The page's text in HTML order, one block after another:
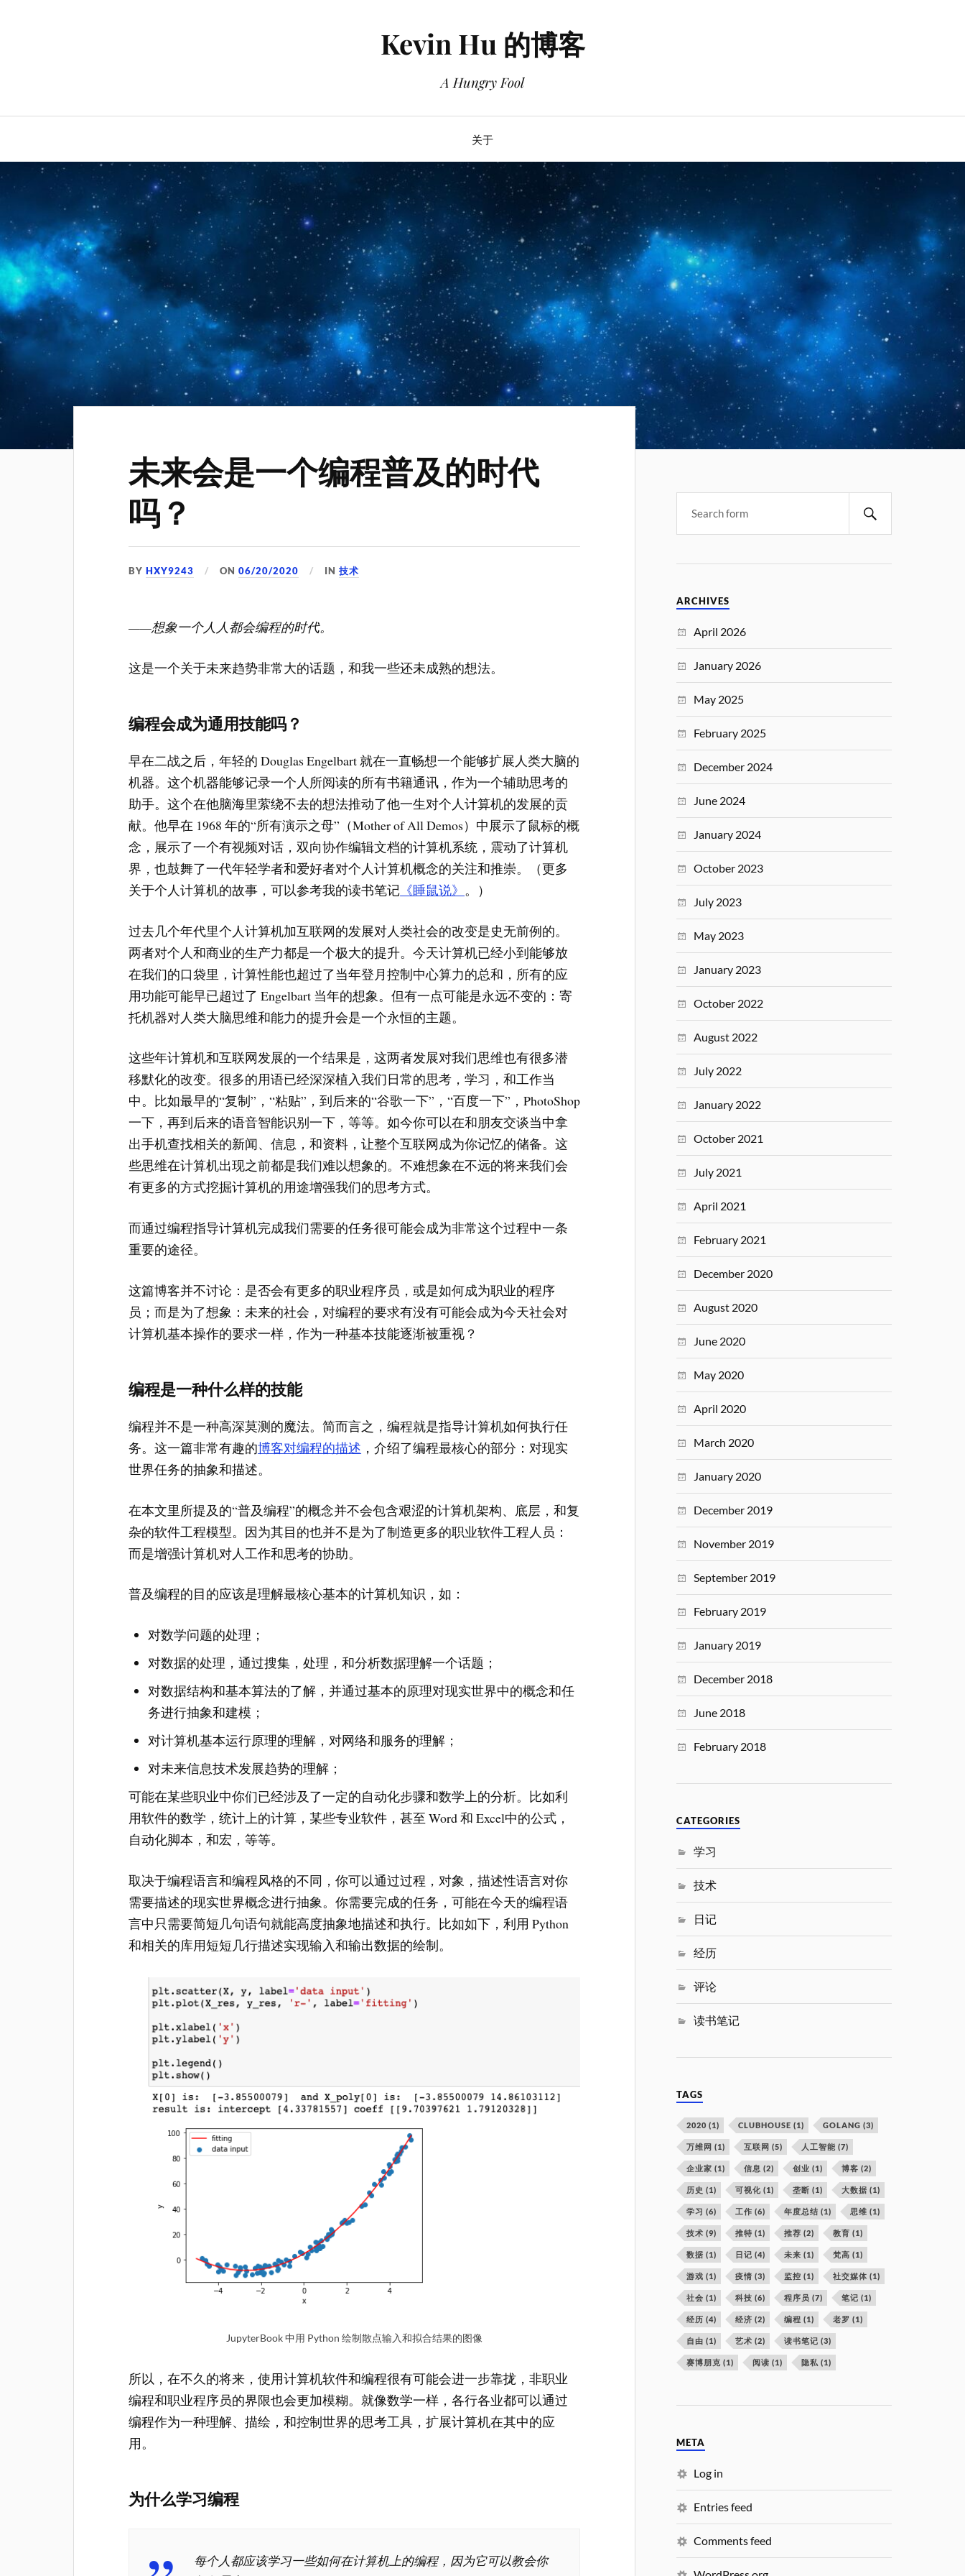
Kevin Hu 的博客
A Hungry Fool
关于
未来会是一个编程普及的时代
吗？
BYHXY9243 ON06/20/2020 IN技术
——想象一个人人都会编程的时代。
这是一个关于未来趋势非常大的话题，和我一些还未成熟的想法。
编程会成为通用技能吗？
早在二战之后，年轻的 Douglas Engelbart 就在一直畅想一个能够扩展人类大脑的
机器。这个机器能够记录一个人所阅读的所有书籍通讯，作为一个辅助思考的
助手。这个在他脑海里萦绕不去的想法推动了他一生对个人计算机的发展的贡
献。他早在 1968 年的“所有演示之母”（Mother of All Demos）中展示了鼠标的概
念，展示了一个有视频对话，双向协作编辑文档的计算机系统，震动了计算机
界，也鼓舞了一代年轻学者和爱好者对个人计算机概念的关注和推崇。（更多
关于个人计算机的故事，可以参考我的读书笔记 《睡鼠说》 。）
过去几个年代里个人计算机加互联网的发展对人类社会的改变是史无前例的。
两者对个人和商业的生产力都是一个极大的提升。今天计算机已经小到能够放
在我们的口袋里，计算性能也超过了当年登月控制中心算力的总和，所有的应
用功能可能早已超过了 Engelbart 当年的想象。但有一点可能是永远不变的：寄
托机器对人类大脑思维和能力的提升会是一个永恒的主题。
这些年计算机和互联网发展的一个结果是，这两者发展对我们思维也有很多潜
移默化的改变。很多的用语已经深深植入我们日常的思考，学习，和工作当
中。比如最早的“复制”，“粘贴”，到后来的“谷歌一下”，“百度一下”，PhotoShop
一下，再到后来的语音智能识别一下，等等。如今你可以在和朋友交谈当中拿
出手机查找相关的新闻、信息，和资料，让整个互联网成为你记忆的储备。这
些思维在计算机出现之前都是我们难以想象的。不难想象在不远的将来我们会
有更多的方式挖掘计算机的用途增强我们的思考方式。
而通过编程指导计算机完成我们需要的任务很可能会成为非常这个过程中一条
重要的途径。
这篇博客并不讨论：是否会有更多的职业程序员，或是如何成为职业的程序
员；而是为了想象：未来的社会，对编程的要求有没有可能会成为今天社会对
计算机基本操作的要求一样，作为一种基本技能逐渐被重视？
编程是一种什么样的技能
编程并不是一种高深莫测的魔法。简而言之，编程就是指导计算机如何执行任
务。这一篇非常有趣的博客对编程的描述 ，介绍了编程最核心的部分：对现实
世界任务的抽象和描述。
在本文里所提及的“普及编程”的概念并不会包含艰涩的计算机架构、底层，和复
杂的软件工程模型。因为其目的也并不是为了制造更多的职业软件工程人员：
而是增强计算机对人工作和思考的协助。
普及编程的目的应该是理解最核心基本的计算机知识，如：
对数学问题的处理；
对数据的处理，通过搜集，处理，和分析数据理解一个话题；
对数据结构和基本算法的了解，并通过基本的原理对现实世界中的概念和任
务进行抽象和建模；
对计算机基本运行原理的理解，对网络和服务的理解；
对未来信息技术发展趋势的理解；
可能在某些职业中你们已经涉及了一定的自动化步骤和数学上的分析。比如利
用软件的数学，统计上的计算，某些专业软件，甚至 Word 和 Excel中的公式，
自动化脚本，和宏，等等。
取决于编程语言和编程风格的不同，你可以通过过程，对象，描述性语言对你
需要描述的现实世界概念进行抽象。你需要完成的任务，可能在今天的编程语
言中只需要简短几句语句就能高度抽象地描述和执行。比如如下，利用 Python
和相关的库用短短几行描述实现输入和输出数据的绘制。
JupyterBook 中用 Python 绘制散点输入和拟合结果的图像
所以，在不久的将来，使用计算机软件和编程很有可能会进一步靠拢，非职业
编程和职业程序员的界限也会更加模糊。就像数学一样，各行各业都可以通过
编程作为一种理解、描绘，和控制世界的思考工具，扩展计算机在其中的应
用。
为什么学习编程
每个人都应该学习一些如何在计算机上的编程，因为它可以教会你
ARCHIVES
April 2026
January 2026
May 2025
February 2025
December 2024
June 2024
January 2024
October 2023
July 2023
May 2023
January 2023
October 2022
August 2022
July 2022
January 2022
October 2021
July 2021
April 2021
February 2021
December 2020
August 2020
June 2020
May 2020
April 2020
March 2020
January 2020
December 2019
November 2019
September 2019
February 2019
January 2019
December 2018
June 2018
February 2018
CATEGORIES
学习
技术
日记
经历
评论
读书笔记
TAGS
2020 (1) CLUBHOUSE (1) GOLANG (3)
万维网 (1) 互联网 (5) 人工智能 (7)
企业家 (1) 信息 (2) 创业 (1) 博客 (2)
历史 (1) 可视化 (1) 垄断 (1) 大数据 (1)
学习 (6) 工作 (6) 年度总结 (1) 思维 (1)
技术 (9) 推特 (1) 推荐 (2) 教育 (1)
数据 (1) 日记 (4) 未来 (1) 梵高 (1)
游戏 (1) 疫情 (3) 监控 (1) 社交媒体 (1)
社会 (1) 科技 (6) 程序员 (7) 笔记 (1)
经历 (4) 经济 (2) 编程 (1) 老罗 (1)
自由 (1) 艺术 (2) 读书笔记 (3)
赛博朋克 (1) 阅读 (1) 隐私 (1)
META
Log in
Entries feed
Comments feed